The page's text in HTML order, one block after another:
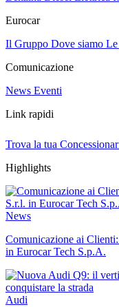
Eurocar
Il Gruppo Dove siamo Le
Comunicazione
News Eventi
Link rapidi
Trova la tua
Highlights
News
Comunicazione ai
in Eurocar Tech S.p.A.
Audi